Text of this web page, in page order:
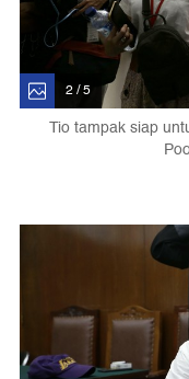
2 / 5
Tio tampak siap